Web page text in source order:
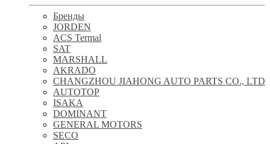
Бренды
JORDEN
ACS Termal
SAT
MARSHALL
AKRADO
CHANGZHOU JIAHONG AUTO PARTS CO., LTD
AUTOTOP
ISAKA
DOMINANT
GENERAL MOTORS
SECO